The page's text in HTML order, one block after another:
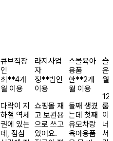
큐브직장
인
최**4개
월 이용
다락이 지
하철 역세
권에 있는
데, 점심
라지사업
자
정**법인
이용
쇼핑몰 재
고 보관용
으로 쓰고
있어요.
스몰육아
용품
한**2개
월 이용
둘째 생겼
는데 첫째
유모차랑
육아용품
슬
윤
월
12
룸
이
너
서